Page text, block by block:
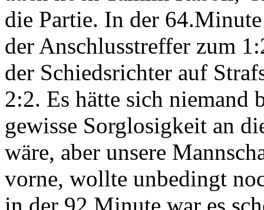
die Partie. In der
der Anschlusstreffer zum
der Schiedsrichter auf
2:2. Es hätte sich niemand
gewisse Sorglosigkeit an
wäre, aber unsere
vorne, wollte unbedingt